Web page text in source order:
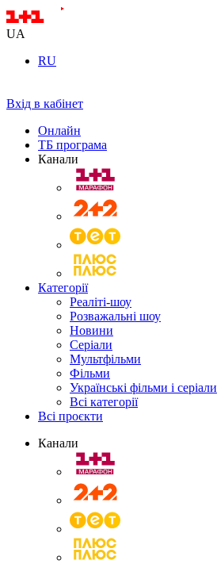
UA
RU
Вхід в кабінет
Онлайн
ТБ програма
Канали
Категорії
Реаліті-шоу
Розважальні шоу
Новини
Серіали
Мультфільми
Фільми
Українські фільми і серіали
Всі категорії
Всі проєкти
Канали